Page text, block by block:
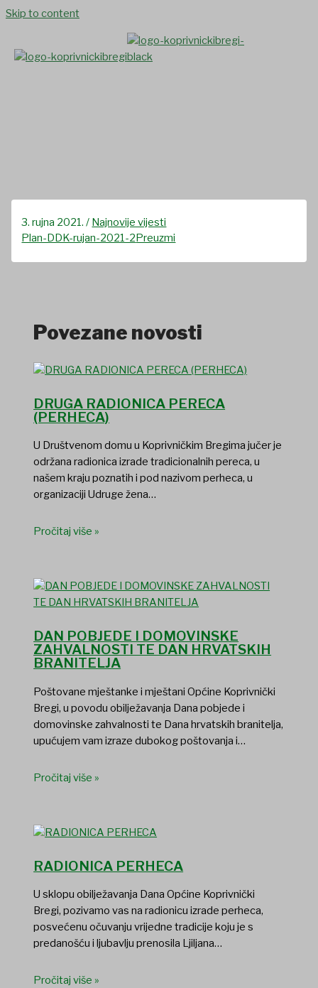
Skip to content
3. rujna 2021./ Najnovije vijesti
Plan-DDK-rujan-2021-2Preuzmi
Povezane novosti
DRUGA RADIONICA PERECA
(PERHECA)
U Društvenom domu u Koprivničkim Bregima jučer je
održana radionica izrade tradicionalnih pereca, u
našem kraju poznatih i pod nazivom perheca, u
organizaciji Udruge žena…
Pročitaj više »
DAN POBJEDE I DOMOVINSKE
ZAHVALNOSTI TE DAN HRVATSKIH
BRANITELJA
Poštovane mještanke i mještani Općine Koprivnički
Bregi, u povodu obilježavanja Dana pobjede i
domovinske zahvalnosti te Dana hrvatskih branitelja,
upućujem vam izraze dubokog poštovanja i…
Pročitaj više »
RADIONICA PERHECA
U sklopu obilježavanja Dana Općine Koprivnički
Bregi, pozivamo vas na radionicu izrade perheca,
posvećenu očuvanju vrijedne tradicije koju je s
predanošću i ljubavlju prenosila Ljiljana…
Pročitaj više »